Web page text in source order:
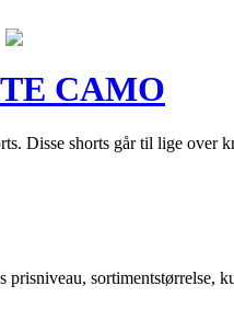
CAMO
Disse shorts går til lige over
sortimentstørrelse,